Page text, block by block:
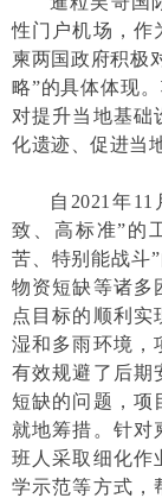
性门户机场，作
柬两国政府积极
略”的具体体现
对提升当地基础
化遗迹、促进当
自2021年
致、高标准”的
苦、特别能战斗
物资短缺等诸多
点目标的顺利实
湿和多雨环境，
有效规避了后期
短缺的问题，项
就地筹措。针对
班人采取细化作
学示范等方式，